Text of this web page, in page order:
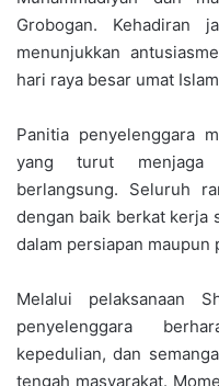
Grobogan. Kehadiran
menunjukkan
hari raya besar umat
Panitia penyelenggara
yang turut menjaga
berlangsung. Seluruh
dengan baik berkat kerja
dalam persiapan maupun
Melalui pelaksanaan
penyelenggara
kepedulian, dan
tengah masyarakat.